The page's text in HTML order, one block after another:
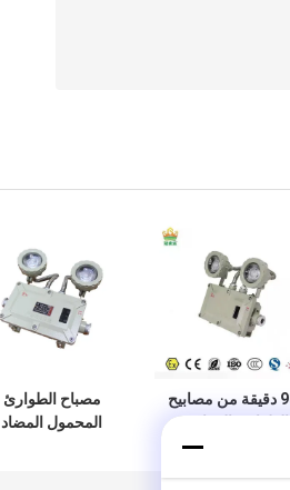
90 دقيقة من مصابيح
الطوارئ المقاومة
للاشتعال للمواقع
مصباح الطوارئ
المحمول المضاد